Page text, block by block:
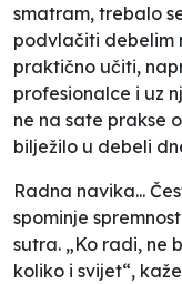
smatram, trebalo
podvlačiti debelim
praktično učiti,
profesionalce i uz
ne na sate prakse
bilježilo u debeli
Radna navika...
spominje
sutra. „Ko radi, ne
koliko i svijet“,